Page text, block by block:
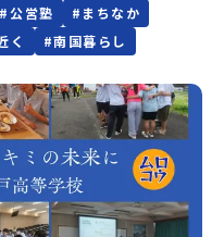
営団体について＜プログラ
プラットフォーム＞「意志
会をつくる」というビジョ
た教育事業団体です。日本
卒業後に地域の枠を越えて生
・学校で1〜3年間過ごすこ
をはじめとした、教育事業
。名 称：一般財団法人地
：2017年3月代表者：岩本
東本町二丁目25-6 みらい
c-platform.or.jp/お問い
早めに事務局までご連絡く
ない参加お取り消しの場
ただきます。ご了承くださ
から、【キャンセルのご連
21日目にあたる日以前：無
：30％・プログラム開始日
50％・ご連絡無しでの不参
％・催行中止について天候な
能性があります。その場合
たします。又、最少催行人数
までに催行中止の旨をメール
アップ説明会プログラムの
を迷われている方向けに
知りたい情報のレベルに合
ください。【STEP 1】全体
開中！）〜まずは「おため
20以上の地域から選んで参
や魅力について、説明会を
たり、保護者様が特に気に
制」についても詳しく解説
ご視聴ください。🎬 [アーカ
一緒にみんなで夕食「1日
ー川史跡公園散策または渓
れる -渓流釣りで自然を満
の交流「自由時間：海の公
校生との交流「みんなで
ちと交流＜3日目＞（AM）
振り返り対話（PM） 13：
：50 中標津空港発 (羽田
の状況や参加人数によってプ
参加概要【開催場所】北海
8月6日（木）※参加が確定し
ールの内容：授業体験：実
じてください。クラブ体
学して、学校生活の一端を
間の住まいとなる寄宿舎の様
進学や学校生活についての
が、ワクワクに変わるはず
ごして、未来の自分を想像
をお待ちしています！何か
わせください。
#公営塾 # まちなか
く #南国暮らし